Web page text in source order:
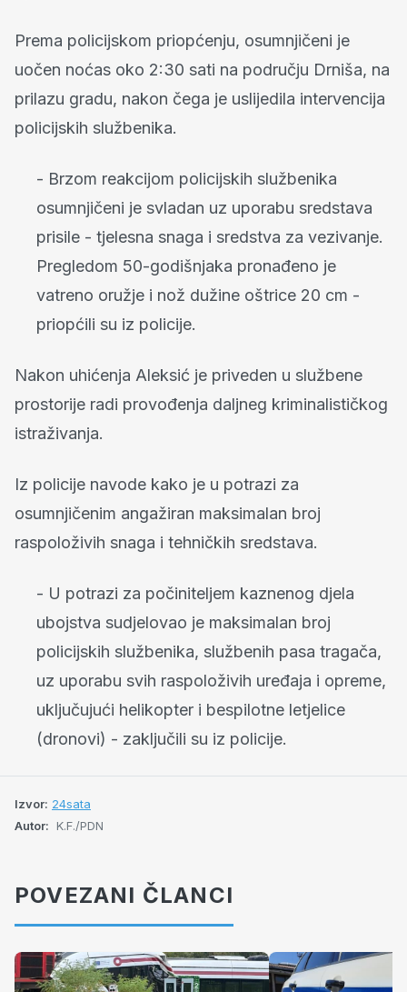
Prema policijskom priopćenju, osumnjičeni je
uočen noćas oko 2:30 sati na području Drniša, na
prilazu gradu, nakon čega je uslijedila intervencija
policijskih službenika.
- Brzom reakcijom policijskih službenika
osumnjičeni je svladan uz uporabu sredstava
prisile - tjelesna snaga i sredstva za vezivanje.
Pregledom 50-godišnjaka pronađeno je
vatreno oružje i nož dužine oštrice 20 cm -
priopćili su iz policije.
Nakon uhićenja Aleksić je priveden u službene
prostorije radi provođenja daljneg kriminalističkog
istraživanja.
Iz policije navode kako je u potrazi za
osumnjičenim angažiran maksimalan broj
raspoloživih snaga i tehničkih sredstava.
- U potrazi za počiniteljem kaznenog djela
ubojstva sudjelovao je maksimalan broj
policijskih službenika, službenih pasa tragača,
uz uporabu svih raspoloživih uređaja i opreme,
uključujući helikopter i bespilotne letjelice
(dronovi) - zaključili su iz policije.
Izvor: 24sata
Autor: K.F./PDN
POVEZANI ČLANCI